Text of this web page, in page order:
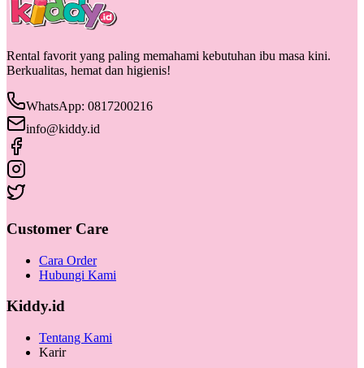
Rental favorit yang paling memahami kebutuhan ibu masa kini.
Berkualitas, hemat dan higienis!
WhatsApp: 0817200216
info@kiddy.id
Customer Care
Cara Order
Hubungi Kami
Kiddy.id
Tentang Kami
Karir